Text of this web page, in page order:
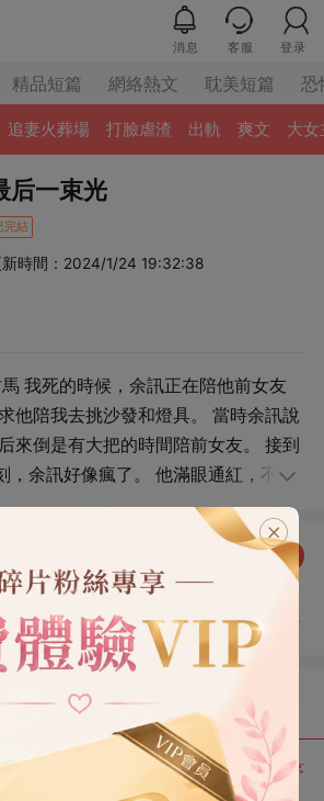
消息 客服 登录
精品短篇 網絡熱文 耽美短篇 恐
追妻火葬場 打臉虐渣 出軌 爽文 大女
后一束光
完結
新時間：2024/1/24 19:32:38
我死的時候，余訊正在陪他前女友
他陪我去挑沙發和燈具。 當時余訊說
來倒是有大把的時間陪前女友。 接到
，余訊好像瘋了。 他滿眼通紅，不停
我很早前就寫好了遺書，在信里跟所
很可惜，里面沒有一個字是給他的。
點我評分
查看評論
目錄
正序